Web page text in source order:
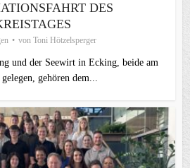
DES
von Toni Hötzelsperger
und der Seewirt in Ecking, beide am
gelegen, gehören dem...